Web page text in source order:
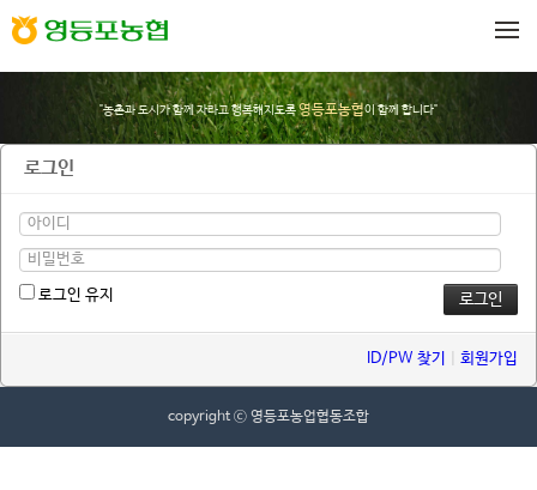
"농촌과 도시가 함께 자라고 행복해지도록영등포농협이 함께 합니다"
로그인
로그인 유지
ID/PW 찾기 회원가입
copyright ⓒ 영등포농업협동조합